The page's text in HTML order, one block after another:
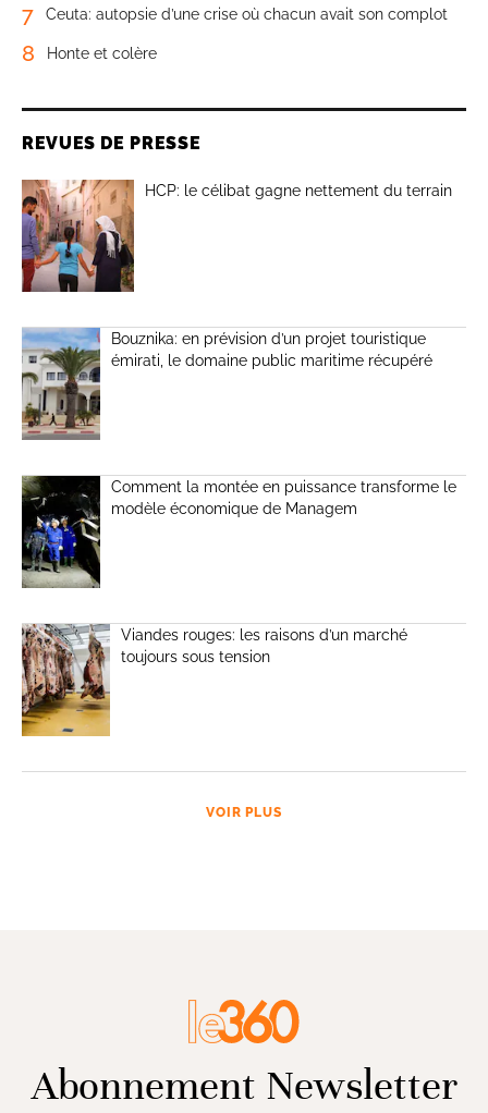
7 Ceuta: autopsie d’une crise où chacun avait son complot
8 Honte et colère
REVUES DE PRESSE
HCP: le célibat gagne nettement du terrain
Bouznika: en prévision d’un projet touristique
émirati, le domaine public maritime récupéré
Comment la montée en puissance transforme le
modèle économique de Managem
Viandes rouges: les raisons d’un marché
toujours sous tension
VOIR PLUS
Abonnement Newsletter